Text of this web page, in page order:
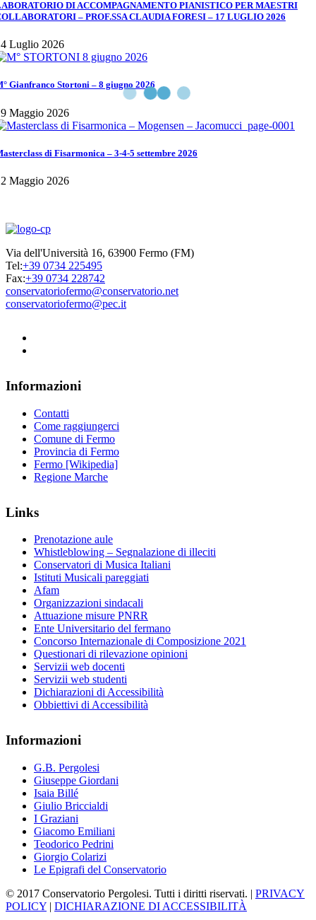
DI ACCOMPAGNAMENTO PIANISTICO PER MAESTRI
– PROF.SSA CLAUDIA FORESI – 17 LUGLIO 2026
Luglio 2026
Gianfranco Stortoni – 8 giugno 2026
Maggio 2026
di Fisarmonica – 3-4-5 settembre 2026
Maggio 2026
Via dell'Università 16, 63900 Fermo (FM)
Tel:+39 0734 225495
Fax:+39 0734 228742
conservatoriofermo@conservatorio.net
conservatoriofermo@pec.it
Informazioni
Contatti
Come raggiungerci
Comune di Fermo
Provincia di Fermo
Fermo [Wikipedia]
Regione Marche
Links
Prenotazione aule
Whistleblowing – Segnalazione di illeciti
Conservatori di Musica Italiani
Istituti Musicali pareggiati
Afam
Organizzazioni sindacali
Attuazione misure PNRR
Ente Universitario del fermano
Concorso Internazionale di Composizione 2021
Questionari di rilevazione opinioni
Servizii web docenti
Servizii web studenti
Dichiarazioni di Accessibilità
Obbiettivi di Accessibilità
Informazioni
G.B. Pergolesi
Giuseppe Giordani
Isaia Billé
Giulio Briccialdi
I Graziani
Giacomo Emiliani
Teodorico Pedrini
Giorgio Colarizi
Le Epigrafi del Conservatorio
© 2017 Conservatorio Pergolesi. Tutti i diritti riservati. | PRIVACY
POLICY | DICHIARAZIONE DI ACCESSIBILITÀ